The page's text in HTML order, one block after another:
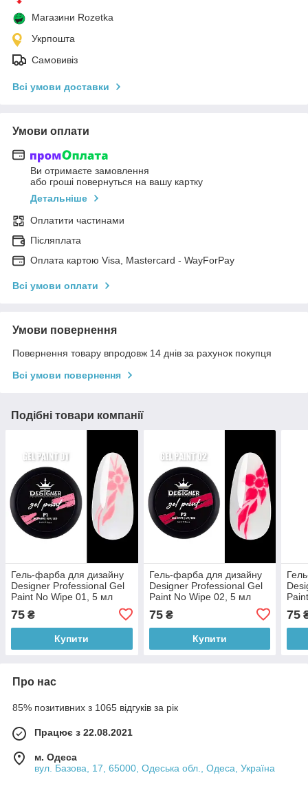
Магазини Rozetka
Укрпошта
Самовивіз
Всі умови доставки
Умови оплати
Ви отримаєте замовлення
або гроші повернуться на вашу картку
Детальніше
Оплатити частинами
Післяплата
Оплата картою Visa, Mastercard - WayForPay
Всі умови оплати
Умови повернення
Повернення товару впродовж 14 днів за рахунок покупця
Всі умови повернення
Подібні товари компанії
Гель-фарба для дизайну
Designer Professional Gel
Paint No Wipe 01, 5 мл
75 ₴
Купити
Гель-фарба для дизайну
Designer Professional Gel
Paint No Wipe 02, 5 мл
75₴
Купити
75
Про нас
85% позитивних з 1065 відгуків за рік
Працює з 22.08.2021
м. Одеса
вул. Базова, 17, 65000, Одеська обл., Одеса, Україна